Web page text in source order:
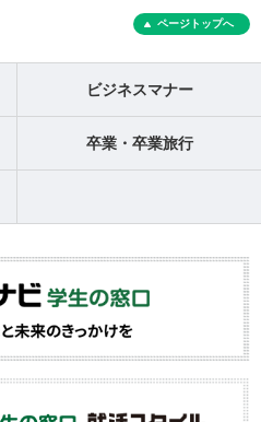
ページトップへ
ビジネスマナー
卒業・卒業旅行